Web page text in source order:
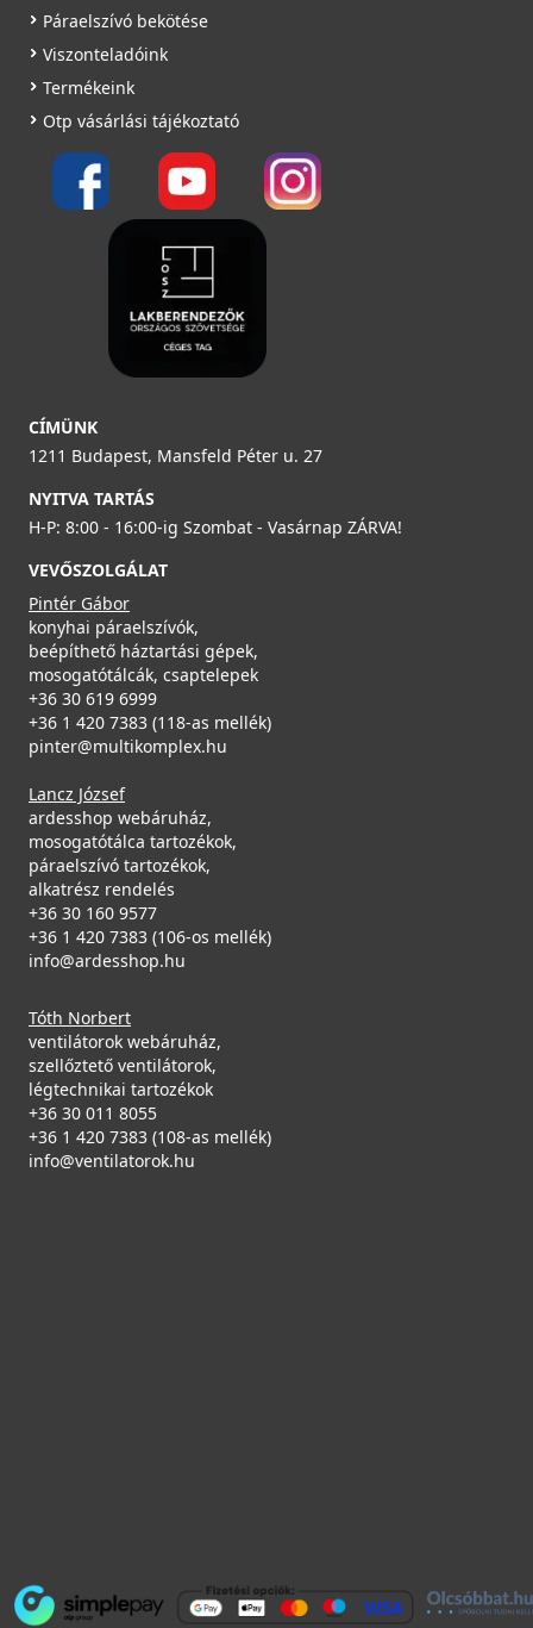
Páraelszívó bekötése
Viszonteladóink
Termékeink
Otp vásárlási tájékoztató
CÍMÜNK
1211 Budapest, Mansfeld Péter u. 27
NYITVA TARTÁS
H-P: 8:00 - 16:00-ig Szombat - Vasárnap ZÁRVA!
VEVŐSZOLGÁLAT
Pintér Gábor
konyhai páraelszívók,
beépíthető háztartási gépek,
mosogatótálcák, csaptelepek
+36 30 619 6999
+36 1 420 7383 (118-as mellék)
pinter@multikomplex.hu
Lancz József
ardesshop webáruház,
mosogatótálca tartozékok,
páraelszívó tartozékok,
alkatrész rendelés
+36 30 160 9577
+36 1 420 7383 (106-os mellék)
info@ardesshop.hu
Tóth Norbert
ventilátorok webáruház,
szellőztető ventilátorok,
légtechnikai tartozékok
+36 30 011 8055
+36 1 420 7383 (108-as mellék)
info@ventilatorok.hu